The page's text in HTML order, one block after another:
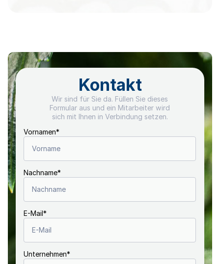
Kontakt
Wir sind für Sie da. Füllen Sie dieses
Formular aus und ein Mitarbeiter wird
sich mit Ihnen in Verbindung setzen.
Vornamen*
Nachname*
E-Mail*
Unternehmen*